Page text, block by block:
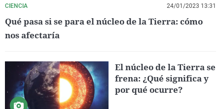
CIENCIA 24/01/2023 13:31
Qué pasa si se para el núcleo de la Tierra: cómo
nos afectaría
El núcleo de la Tierra se
frena: ¿Qué significa y
por qué ocurre?